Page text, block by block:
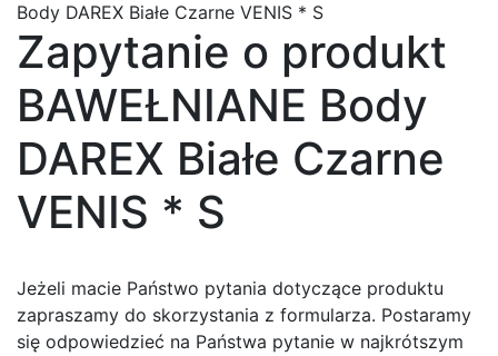
Body DAREX Białe Czarne VENIS * S
Zapytanie o produkt
BAWEŁNIANE Body
DAREX Białe Czarne
VENIS * S
Jeżeli macie Państwo pytania dotyczące produktu
zapraszamy do skorzystania z formularza. Postaramy
się odpowiedzieć na Państwa pytanie w najkrótszym